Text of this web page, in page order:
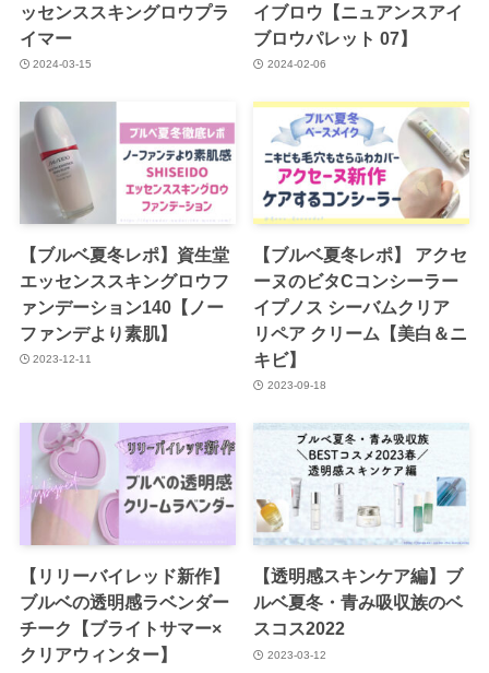
ッセンススキングロウプラ
イマー
2024-03-15
イブロウ【ニュアンスアイ
ブロウパレット 07】
2024-02-06
【ブルベ夏冬レポ】資生堂
エッセンススキングロウフ
ァンデーション140【ノー
ファンデより素肌】
2023-12-11
【ブルベ夏冬レポ】 アクセ
ーヌのビタCコンシーラー
イプノス シーバムクリア
リペア クリーム【美白＆ニ
キビ】
2023-09-18
【リリーバイレッド新作】
ブルベの透明感ラベンダー
チーク【ブライトサマー×
クリアウィンター】
【透明感スキンケア編】ブ
ルベ夏冬・青み吸収族のベ
スコス2022
2023-03-12